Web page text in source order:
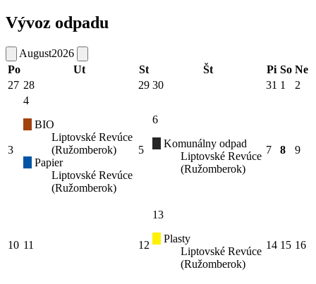
Vývoz odpadu
August2026
Po
Ut St Št Pi So Ne
27 28 29 30 31 1 2
3
4
BIO
Liptovské Revúce
(Ružomberok)
Papier
Liptovské Revúce
(Ružomberok)
5
6
Komunálny odpad
Liptovské Revúce
(Ružomberok)
7 8 9
10 11 12
13
Plasty
Liptovské Revúce
(Ružomberok)
14 15 16